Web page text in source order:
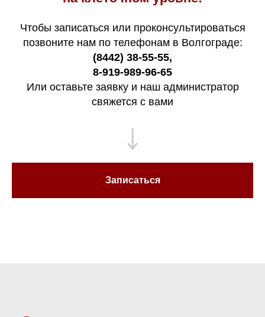
Чтобы записаться или проконсультироваться
позвоните нам по телефонам в Волгограде:
(8442) 38-55-55,
8-919-989-96-65
Или оставьте заявку и наш администратор
свяжется с вами
Записаться